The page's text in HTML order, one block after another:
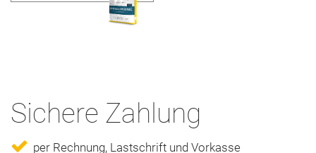
Sichere Zahlung
per Rechnung, Lastschrift und Vorkasse